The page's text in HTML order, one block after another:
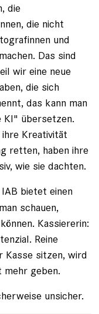
die
die nicht
und
Das sind
wir eine neue
die sich
das kann man
übersetzen.
Kreativität
retten, haben ihre
wie sie dachten.
bietet einen
schauen,
Kassiererin:
Reine
Kasse sitzen, wird
mehr geben.
unsicher.